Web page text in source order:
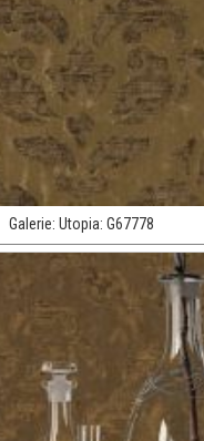
Galerie: Utopia: G67778